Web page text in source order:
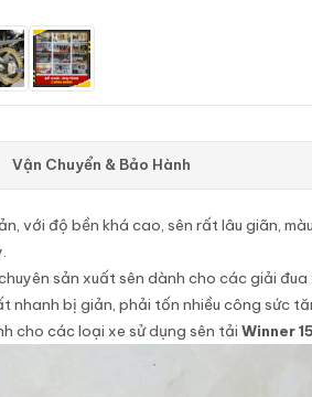
Vận Chuyển & Bảo Hành
với độ bền khá cao, sên rất lâu giãn,
sản xuất sên dành cho các giải
bị giản, phải tốn nhiều công sức
cho các loại xe sử dụng sên tải Winner